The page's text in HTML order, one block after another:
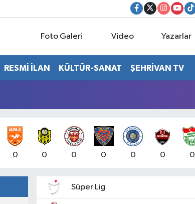
Foto Galeri Video Yazarlar
RESMİ İLAN KÜLTÜR-SANAT ŞEHRİVAN TV
0 0 0 0 0 0 0
Süper Lig